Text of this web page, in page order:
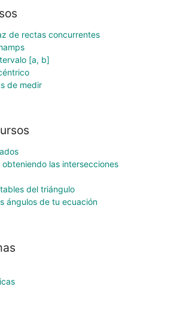
de rectas concurrentes
[a, b]
de medir
las intersecciones
del triángulo
ángulos de tu ecuación